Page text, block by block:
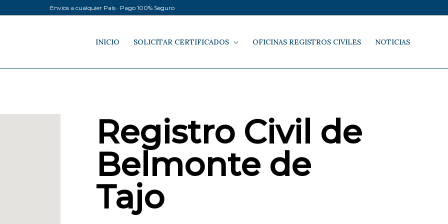
Envíos a cualquier País · Pago 100% Seguro
INICIO SOLICITAR CERTIFICADOS OFICINAS REGISTROS CIVILES NOTICIAS
Registro Civil de
Belmonte de
Tajo